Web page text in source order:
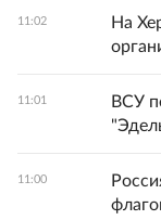
11:02
На
11:01
ВСУ
11:00